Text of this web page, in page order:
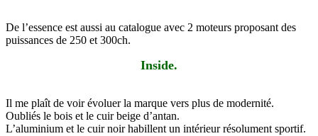
De l’essence est aussi au catalogue avec 2 moteurs proposant des
puissances de 250 et 300ch.
Inside.
Il me plaît de voir évoluer la marque vers plus de modernité.
Oubliés le bois et le cuir beige d’antan.
L’aluminium et le cuir noir habillent un intérieur résolument sportif.